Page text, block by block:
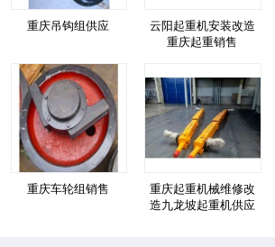
重庆吊钩组供应
云阳起重机安装改造
重庆起重销售
重庆车轮组销售
重庆起重机械维修改
造九龙坡起重机供应